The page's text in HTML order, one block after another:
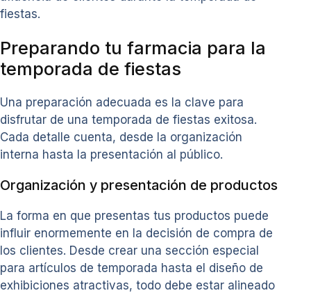
fiestas.
Preparando tu farmacia para la
temporada de fiestas
Una preparación adecuada es la clave para
disfrutar de una temporada de fiestas exitosa.
Cada detalle cuenta, desde la organización
interna hasta la presentación al público.
Organización y presentación de productos
La forma en que presentas tus productos puede
influir enormemente en la decisión de compra de
los clientes. Desde crear una sección especial
para artículos de temporada hasta el diseño de
exhibiciones atractivas, todo debe estar alineado